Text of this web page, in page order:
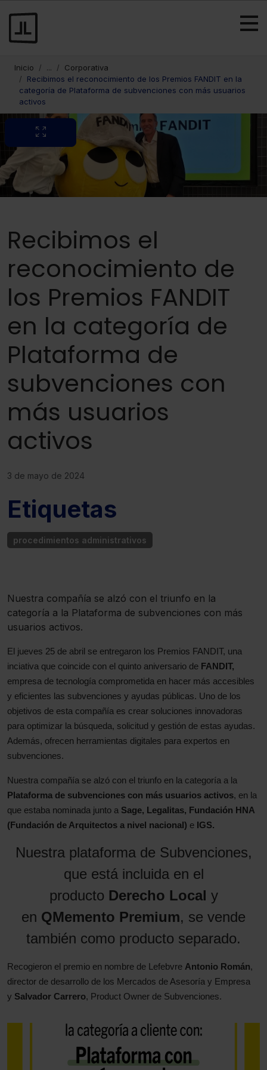
Inicio ...
Corporativa
Recibimos el reconocimiento de los Premios FANDIT en la
categoría de Plataforma de subvenciones con más usuarios
activos
Recibimos el
reconocimiento de
los Premios FANDIT
en la categoría de
Plataforma de
subvenciones con
más usuarios
activos
3 de mayo de 2024
Nuestra compañía se alzó con el triunfo en la
categoría a la Plataforma de subvenciones con más
usuarios activos.
El jueves 25 de abril se entregaron los Premios FANDIT, una
inciativa que coincide con el quinto aniversario de FANDIT,
empresa de tecnología comprometida en hacer más accesibles
y eficientes las subvenciones y ayudas públicas. Uno de los
objetivos de esta compañía es crear soluciones innovadoras
para optimizar la búsqueda, solicitud y gestión de estas ayudas.
Además, ofrecen herramientas digitales para expertos en
subvenciones.
Nuestra compañía se alzó con el triunfo en la categoría a la
Plataforma de subvenciones con más usuarios activos, en la
que estaba nominada junto a Sage, Legalitas, Fundación HNA
(Fundación de Arquitectos a nivel nacional) e IGS.
Nuestra plataforma de Subvenciones,
que está incluida en el
producto Derecho Local y
en QMemento Premium, se vende
también como producto separado.
Recogieron el premio en nombre de Lefebvre Antonio Román,
director de desarrollo de los Mercados de Asesoría y Empresa
y Salvador Carrero, Product Owner de Subvenciones.
Etiquetas
procedimientos administrativos